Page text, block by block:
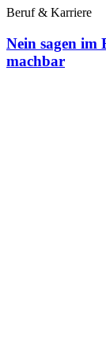
Beruf & Karriere
Nein sagen im
machbar